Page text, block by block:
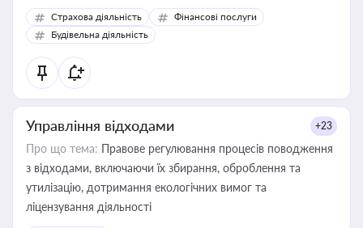
корисне для власника бізнесу, керівника, юриста або
бухгалтера під час оподаткування, приватизації, оренди
державного майна, корпоративних угод і перевірки
статусу суб'єктів оціночної діяльності
Страхова діяльність
Фінансові послуги
Будівельна діяльність
Управління відходами +23
Про що тема: Правове регулювання процесів поводження
з відходами, включаючи їх збирання, оброблення та
утилізацію, дотримання екологічних вимог та
ліцензування діяльності